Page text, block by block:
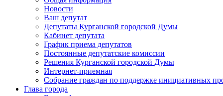
Новости
Ваш депутат
Депутаты Курганской городской Думы
Кабинет депутата
График приема депутатов
Постоянные депутатские комиссии
Решения Курганской городской Думы
Интернет-приемная
Собрание граждан по поддержке инициативных
Глава города